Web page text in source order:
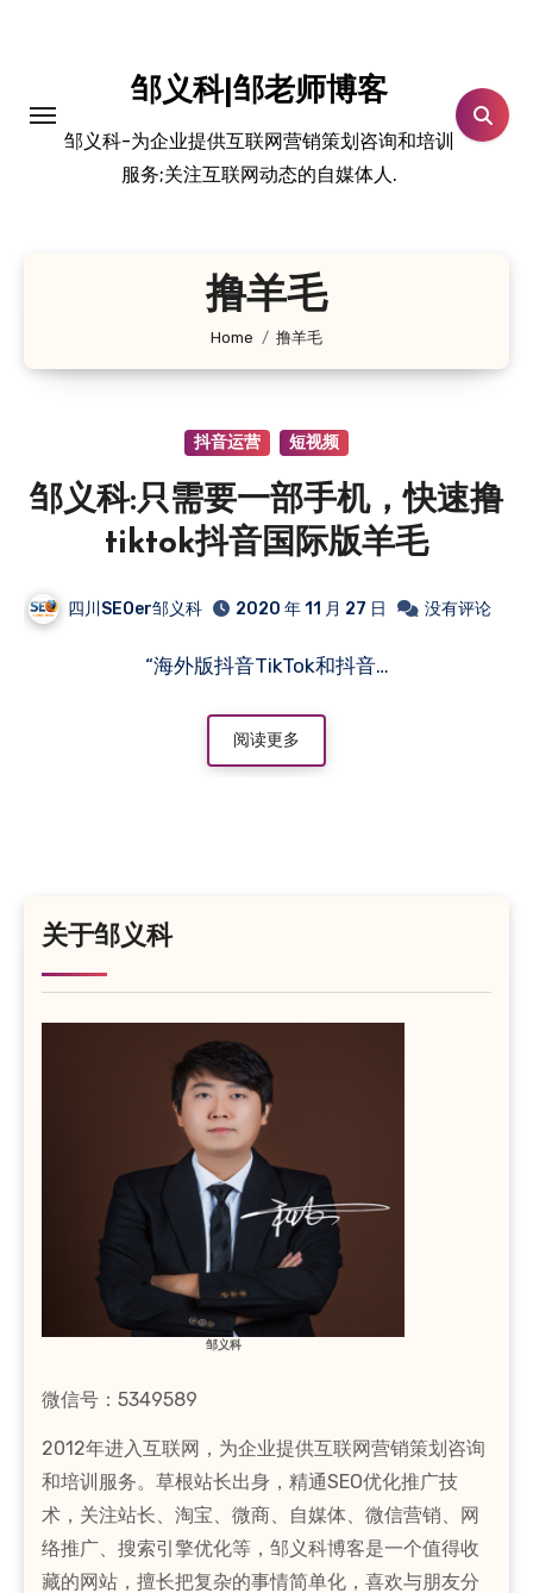
邹义科|邹老师博客
邹义科-为企业提供互联网营销策划咨询和培训
服务;关注互联网动态的自媒体人.
撸羊毛
Home 撸羊毛
抖音运营 短视频
邹义科:只需要一部手机，快速撸
tiktok抖音国际版羊毛
四川SEOer邹义科 2020 年 11 月 27 日 没有评论
“海外版抖音TikTok和抖音…
阅读更多
关于邹义科
邹义科
微信号：5349589
2012年进入互联网，为企业提供互联网营销策划咨询
和培训服务。草根站长出身，精通SEO优化推广技
术，关注站长、淘宝、微商、自媒体、微信营销、网
络推广、搜索引擎优化等，邹义科博客是一个值得收
藏的网站，擅长把复杂的事情简单化，喜欢与朋友分